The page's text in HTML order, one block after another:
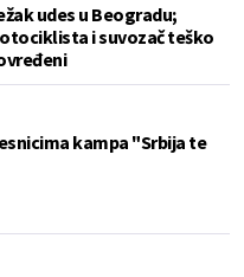
udes u Beogradu;
i suvozač teško
kampa "Srbija te